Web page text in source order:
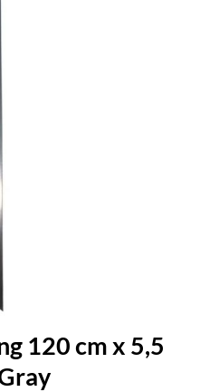
120 cm x 5,5